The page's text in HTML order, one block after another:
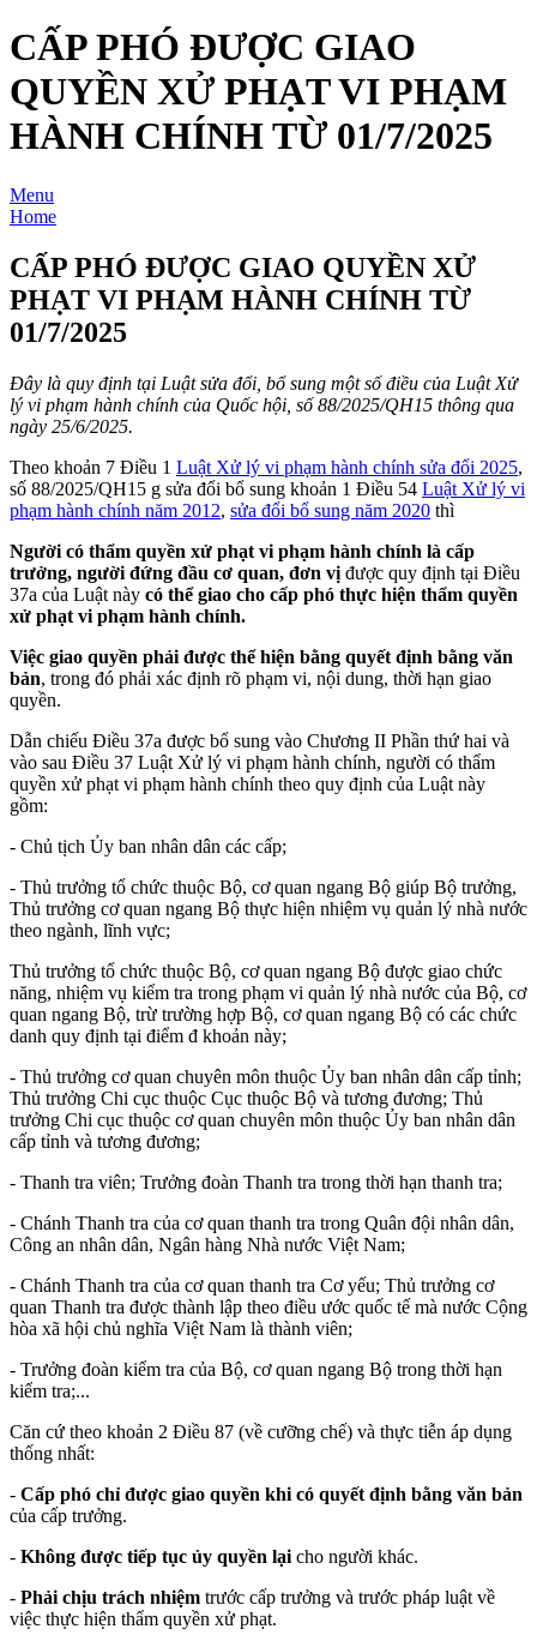
CẤP PHÓ ĐƯỢC GIAO
QUYỀN XỬ PHẠT VI PHẠM
HÀNH CHÍNH TỪ 01/7/2025
Menu
Home
CẤP PHÓ ĐƯỢC GIAO QUYỀN XỬ
PHẠT VI PHẠM HÀNH CHÍNH TỪ
01/7/2025
Đây là quy định tại Luật sửa đổi, bổ sung một số điều của Luật Xử
lý vi phạm hành chính của Quốc hội, số 88/2025/QH15 thông qua
ngày 25/6/2025.
Theo khoản 7 Điều 1 Luật Xử lý vi phạm hành chính sửa đổi 2025,
số 88/2025/QH15 g sửa đổi bổ sung khoản 1 Điều 54 Luật Xử lý vi
phạm hành chính năm 2012, sửa đổi bổ sung năm 2020 thì
Người có thẩm quyền xử phạt vi phạm hành chính là cấp
trưởng, người đứng đầu cơ quan, đơn vị được quy định tại Điều
37a của Luật này có thể giao cho cấp phó thực hiện thẩm quyền
xử phạt vi phạm hành chính.
Việc giao quyền phải được thể hiện bằng quyết định bằng văn
bản, trong đó phải xác định rõ phạm vi, nội dung, thời hạn giao
quyền.
Dẫn chiếu Điều 37a được bổ sung vào Chương II Phần thứ hai và
vào sau Điều 37 Luật Xử lý vi phạm hành chính, người có thẩm
quyền xử phạt vi phạm hành chính theo quy định của Luật này
gồm:
- Chủ tịch Ủy ban nhân dân các cấp;
- Thủ trưởng tổ chức thuộc Bộ, cơ quan ngang Bộ giúp Bộ trưởng,
Thủ trưởng cơ quan ngang Bộ thực hiện nhiệm vụ quản lý nhà nước
theo ngành, lĩnh vực;
Thủ trưởng tổ chức thuộc Bộ, cơ quan ngang Bộ được giao chức
năng, nhiệm vụ kiểm tra trong phạm vi quản lý nhà nước của Bộ, cơ
quan ngang Bộ, trừ trường hợp Bộ, cơ quan ngang Bộ có các chức
danh quy định tại điểm đ khoản này;
- Thủ trưởng cơ quan chuyên môn thuộc Ủy ban nhân dân cấp tỉnh;
Thủ trưởng Chi cục thuộc Cục thuộc Bộ và tương đương; Thủ
trưởng Chi cục thuộc cơ quan chuyên môn thuộc Ủy ban nhân dân
cấp tỉnh và tương đương;
- Thanh tra viên; Trưởng đoàn Thanh tra trong thời hạn thanh tra;
- Chánh Thanh tra của cơ quan thanh tra trong Quân đội nhân dân,
Công an nhân dân, Ngân hàng Nhà nước Việt Nam;
- Chánh Thanh tra của cơ quan thanh tra Cơ yếu; Thủ trưởng cơ
quan Thanh tra được thành lập theo điều ước quốc tế mà nước Cộng
hòa xã hội chủ nghĩa Việt Nam là thành viên;
- Trưởng đoàn kiểm tra của Bộ, cơ quan ngang Bộ trong thời hạn
kiểm tra;...
Căn cứ theo khoản 2 Điều 87 (về cưỡng chế) và thực tiễn áp dụng
thống nhất:
- Cấp phó chỉ được giao quyền khi có quyết định bằng văn bản
của cấp trưởng.
- Không được tiếp tục ủy quyền lại cho người khác.
- Phải chịu trách nhiệm trước cấp trưởng và trước pháp luật về
việc thực hiện thẩm quyền xử phạt.